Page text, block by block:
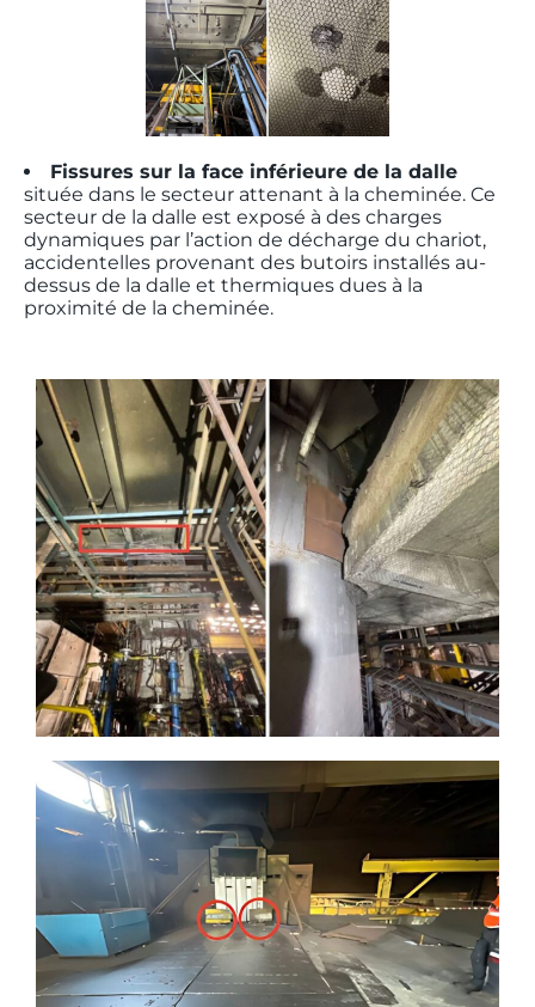
Fissures sur la face inférieure de la dalle
située dans le secteur attenant à la cheminée. Ce
secteur de la dalle est exposé à des charges
dynamiques par l’action de décharge du chariot,
accidentelles provenant des butoirs installés au-
dessus de la dalle et thermiques dues à la
proximité de la cheminée.